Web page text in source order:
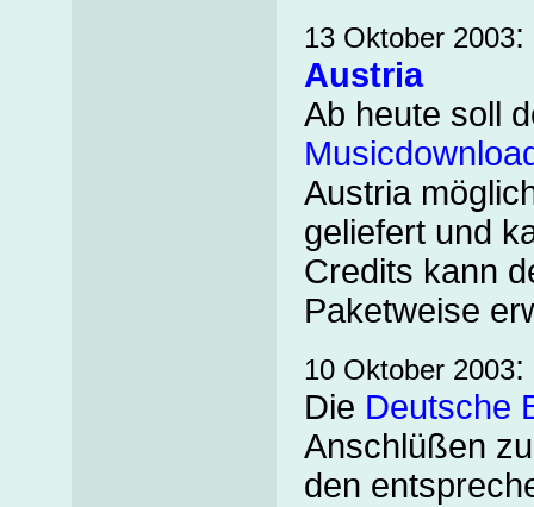
13 Oktober 2003:
Austria
Ab heute soll
Austria
geliefert und
Credits kann
Paketweise
10 Oktober 2003:
Die Deutsche
Anschlüßen
den